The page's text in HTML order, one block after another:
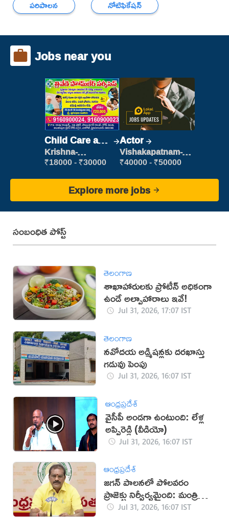
పరిపాలన నోటిఫికేషన్
Jobs near you
Child Care and
Patient care
Krishna-
vijayawada
₹18000 - ₹30000
Actor
Vishakapatnam-
new
₹40000 - ₹50000
Explore more jobs
సంబంధిత పోస్ట్
తెలంగాణ
శాఖాహారులకు ప్రోటీన్ అధికంగా
ఉండే అల్పాహారాలు ఇవే!
Jul 31, 2026, 17:07 IST
తెలంగాణ
నవోదయ అడ్మిషన్లకు దరఖాస్తు
గడువు పెంపు
Jul 31, 2026, 16:07 IST
ఆంధ్రప్రదేశ్
వైసీపీ అండగా ఉంటుంది: లేళ్ల
అప్పిరెడ్డి (వీడియో)
Jul 31, 2026, 16:07 IST
ఆంధ్రప్రదేశ్
జగన్‌ పాలనలో పోలవరం
ప్రాజెక్టు నిర్వీర్యమైంది: మంత్రి
నిమ్మలJul 31, 2026, 16:07 IST